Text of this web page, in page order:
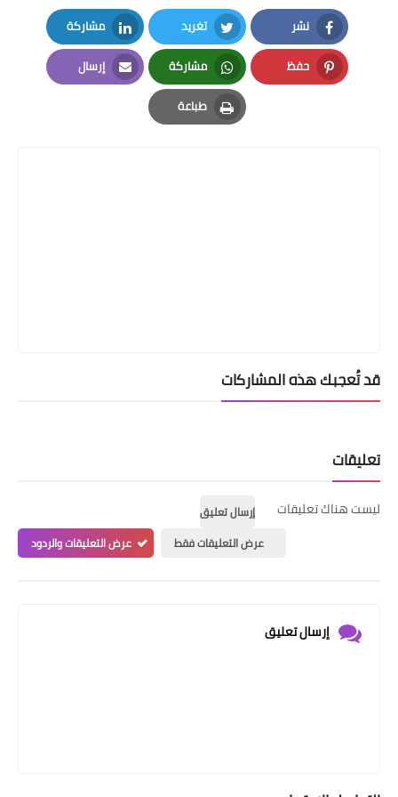
نشر
Facebook
تغريد
Twitter
مشاركة
LinkedIn
حفظ
Pinterest
مشاركة
Whatsapp
إرسال
Email
طباعة
Print
قد تُعجبك هذه المشاركات
تعليقات
ليست هناك تعليقات
إرسال تعليق
عرض التعليقات فقط
عرض التعليقات والردود
إرسال تعليق